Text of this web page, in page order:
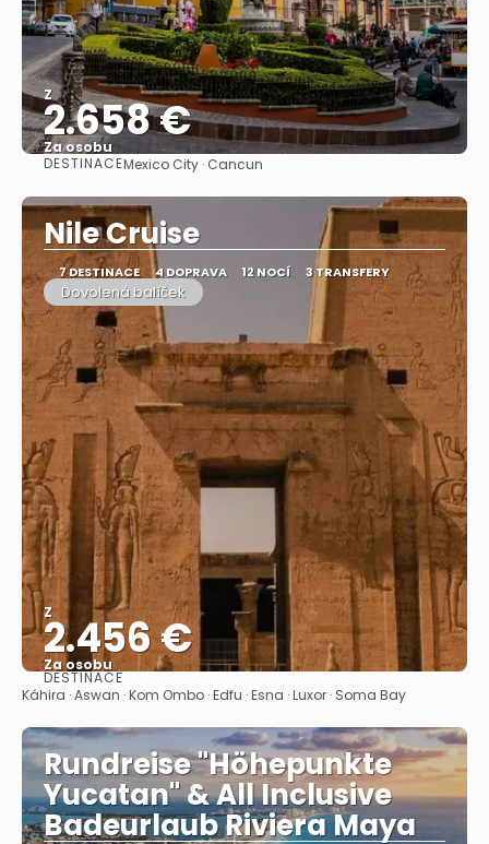
Z
2.658 €
Za osobu
Zobrazit
DESTINACEMexico City · Cancun
Nile Cruise
7 DESTINACE 4 DOPRAVA 12 NOCÍ 3 TRANSFERY
Dovolená balíček
Z
2.456 €
Za osobu
Zobrazit
DESTINACE
Káhira · Aswan · Kom Ombo · Edfu · Esna · Luxor · Soma Bay
Rundreise "Höhepunkte
Yucatan" & All Inclusive
Badeurlaub Riviera Maya